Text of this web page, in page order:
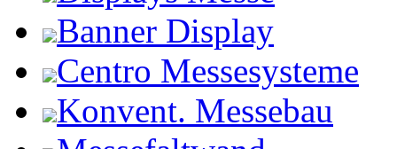
Banner Display
Centro Messesysteme
Konvent. Messebau